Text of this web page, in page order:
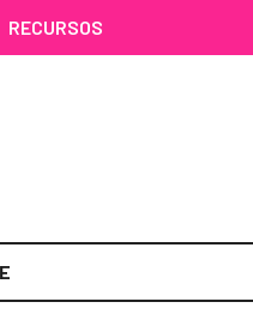
RECURSOS